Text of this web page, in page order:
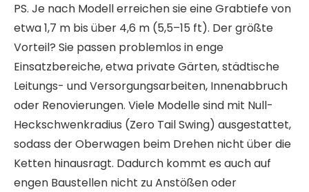
PS. Je nach Modell erreichen sie eine Grabtiefe von
etwa 1,7 m bis über 4,6 m (5,5–15 ft). Der größte
Vorteil? Sie passen problemlos in enge
Einsatzbereiche, etwa private Gärten, städtische
Leitungs- und Versorgungsarbeiten, Innenabbruch
oder Renovierungen. Viele Modelle sind mit Null-
Heckschwenkradius (Zero Tail Swing) ausgestattet,
sodass der Oberwagen beim Drehen nicht über die
Ketten hinausragt. Dadurch kommt es auch auf
engen Baustellen nicht zu Anstößen oder